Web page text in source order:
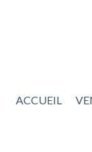
ACCUEIL